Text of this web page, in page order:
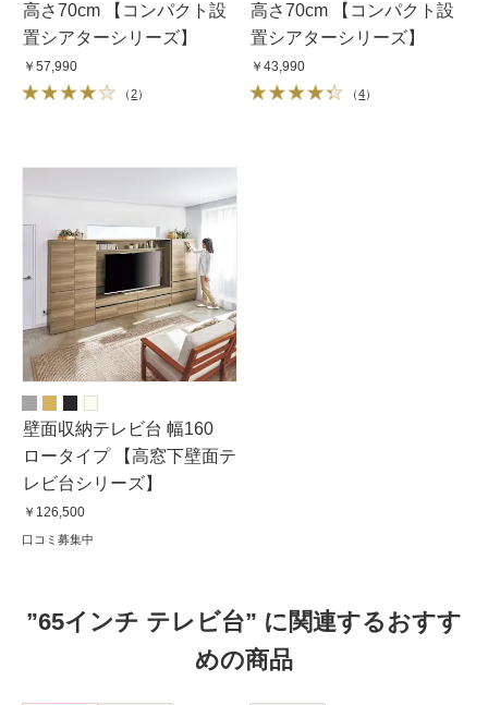
高さ70cm 【コンパクト設
置シアターシリーズ】
￥57,990
（2）
高さ70cm 【コンパクト設
置シアターシリーズ】
￥43,990
（4）
壁面収納テレビ台 幅160
ロータイプ 【高窓下壁面テ
レビ台シリーズ】
￥126,500
口コミ募集中
”65インチ テレビ台” に関連するおすす
めの商品